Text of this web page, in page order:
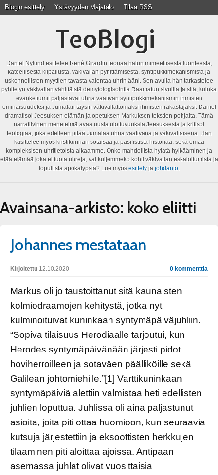
Blogin esittely Ystävyyden Majatalo Tilaa RSS
TeoBlogi
Daniel Nylund esittelee René Girardin teoriaa halun mimeettisestä luonteesta,
kateellisesta kilpailusta, väkivallan pyhittämisestä, syntipukkimekanismista ja
uskonnollisten myyttien tavasta vaientaa uhrin ääni. Sen avulla hän tarkastelee
pyhitetyn väkivallan vähittäistä demytologisointia Raamatun sivuilla ja sitä, kuinka
evankeliumit paljastavat uhria vaativan syntipukkimekanismin ihmisten
ominaisuudeksi ja Jumalan täysin väkivallattomaksi ihmisten rakastajaksi. Daniel
dramatisoi Jeesuksen elämän ja opetuksen Markuksen tekstien pohjalta. Tämä
narratiivinen menetelmä avaa uusia ulottuvuuksia Jeesuksesta ja kritisoi
teologiaa, joka edelleen pitää Jumalaa uhria vaativana ja väkivaltaisena. Hän
käsittelee myös kristikunnan sotaisaa ja pasifistista historiaa, sekä omaa
kompleksisen uhritietoista aikaamme. Onko mahdollista hylätä hylkääminen ja
elää elämää joka ei tuota uhreja, vai kuljemmeko kohti väkivallan eskaloitumista ja
lopullista apokalypsiä? Lue myös esittelyja johdanto.
Avainsana-arkisto: koko eliitti
Johannes mestataan
Kirjoitettu 12.10.2020 0 kommenttia
Markus oli jo taustoittanut sitä kaunaisten
kolmiodraamojen kehitystä, jotka nyt
kulminoituivat kuninkaan syntymäpäiväjuhliin.
“Sopiva tilaisuus Herodiaalle tarjoutui, kun
Herodes syntymäpäivänään järjesti pidot
hoviherroilleen ja sotaväen päälliköille sekä
Galilean johtomiehille.”[1] Varttikuninkaan
syntymäpäiviä alettiin valmistaa heti edellisten
juhlien loputtua. Juhlissa oli aina paljastunut
asioita, joita piti ottaa huomioon, kun seuraavia
kutsuja järjestettiin ja eksoottisten herkkujen
tilaaminen piti aloittaa ajoissa. Antipaan
asemassa juhlat olivat vuosittaisia